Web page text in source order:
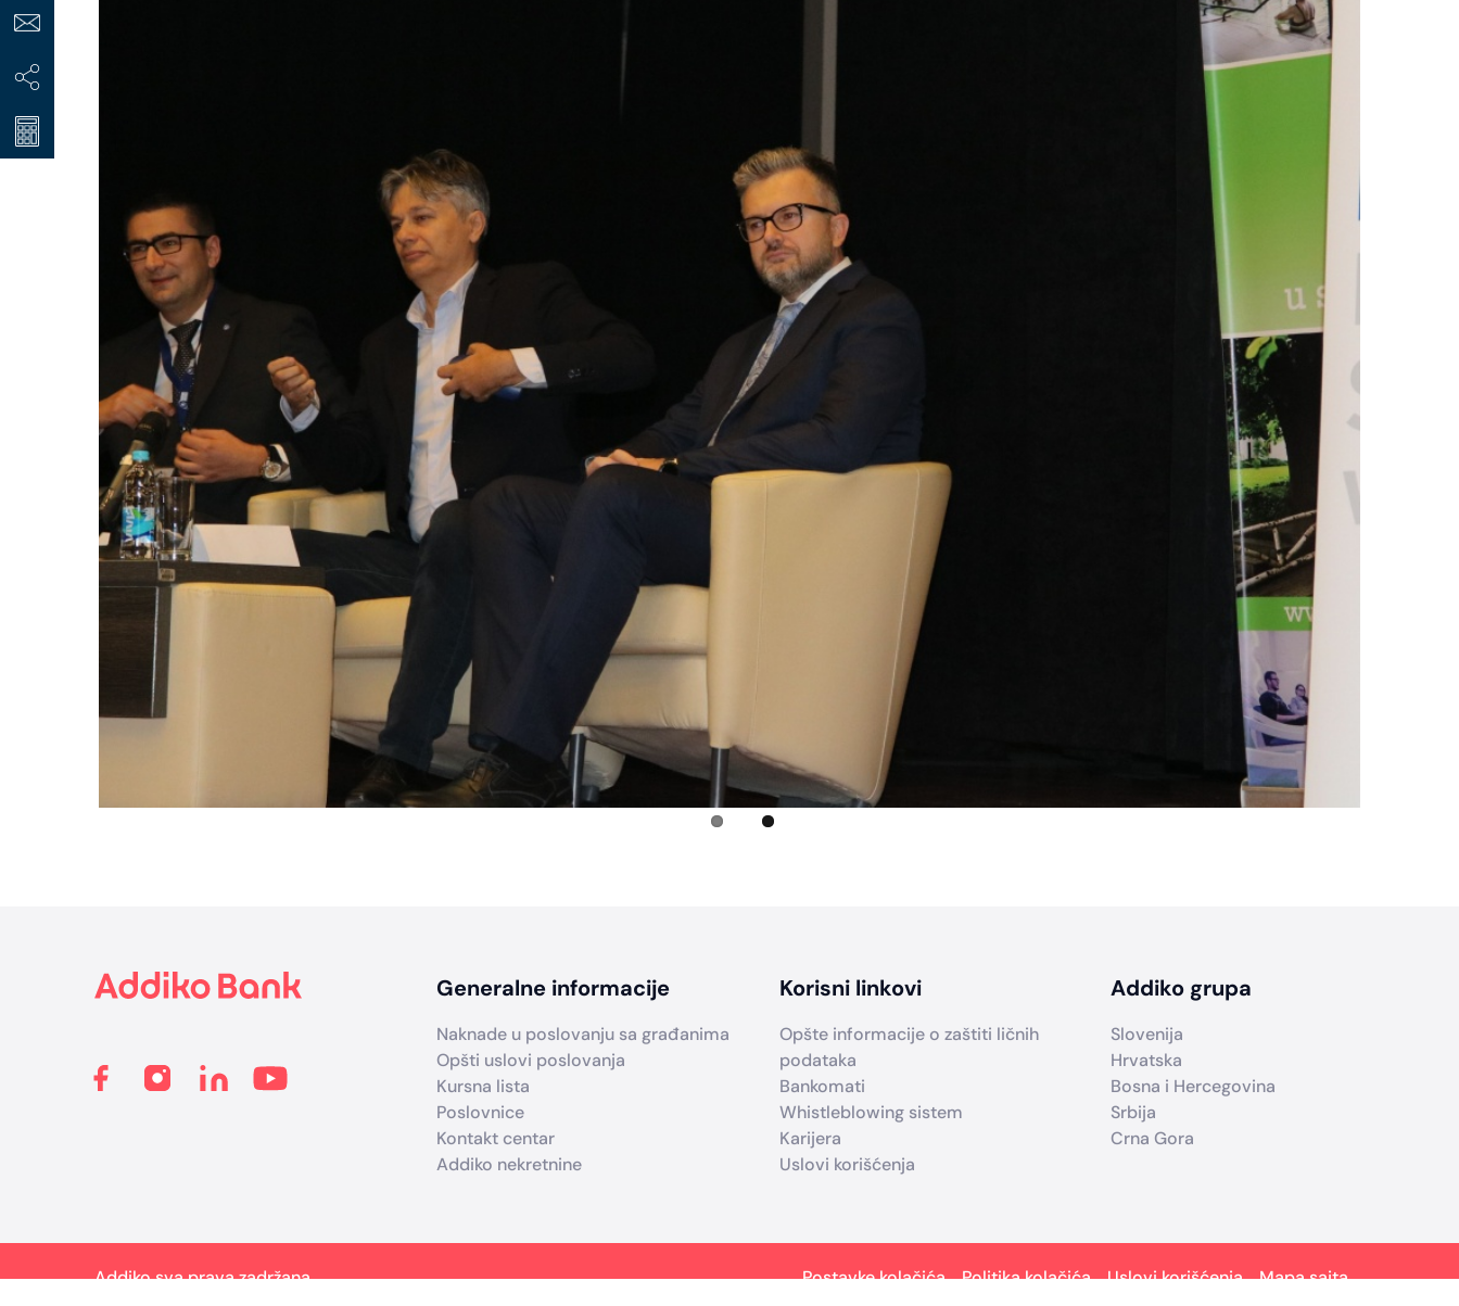
Generalne informacije
Naknade u poslovanju sa građanima
Opšti uslovi poslovanja
Kursna lista
Poslovnice
Kontakt centar
Addiko nekretnine
Korisni linkovi
Opšte informacije o zaštiti ličnih
podataka
Bankomati
Whistleblowing sistem
Karijera
Uslovi korišćenja
Addiko grupa
Slovenija
Hrvatska
Bosna i Hercegovina
Srbija
Crna Gora
Addiko sva prava zadržana. Postavke kolačića Politika kolačića Uslovi korišćenja Mapa sajta